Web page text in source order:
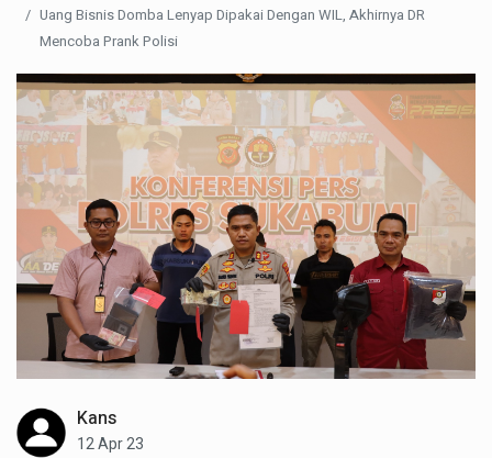
Uang Bisnis Domba Lenyap Dipakai Dengan WIL, Akhirnya DR
Mencoba Prank Polisi
Kans
12 Apr 23